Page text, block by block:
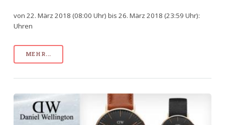
von 22. März 2018 (08:00 Uhr) bis 26. März 2018 (23:59 Uhr):
Uhren
MEHR...